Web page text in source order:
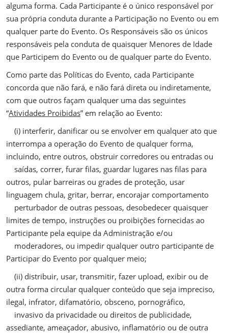
alguma forma. Cada Participante é o único responsável por
sua própria conduta durante a Participação no Evento ou em
qualquer parte do Evento. Os Responsáveis são os únicos
responsáveis pela conduta de quaisquer Menores de Idade
que Participem do Evento ou de qualquer parte do Evento.
Como parte das Políticas do Evento, cada Participante
concorda que não fará, e não fará direta ou indiretamente,
com que outros façam qualquer uma das seguintes
“Atividades Proibidas” em relação ao Evento:
(i) interferir, danificar ou se envolver em qualquer ato que
interrompa a operação do Evento de qualquer forma,
incluindo, entre outros, obstruir corredores ou entradas ou
saídas, correr, furar filas, guardar lugares nas filas para
outros, pular barreiras ou grades de proteção, usar
linguagem chula, gritar, berrar, encorajar comportamento
perturbador de outras pessoas, desobedecer quaisquer
limites de tempo, instruções ou proibições fornecidas ao
Participante pela equipe da Administração e/ou
moderadores, ou impedir qualquer outro participante de
Participar do Evento por qualquer meio;
(ii) distribuir, usar, transmitir, fazer upload, exibir ou de
outra forma circular qualquer conteúdo que seja impreciso,
ilegal, infrator, difamatório, obsceno, pornográfico,
invasivo da privacidade ou direitos de publicidade,
assediante, ameaçador, abusivo, inflamatório ou de outra